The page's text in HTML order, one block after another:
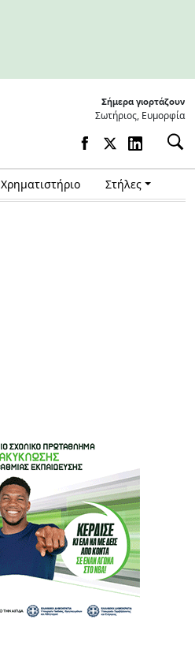
Σήμερα γιορτάζουν
Σωτήριος, Ευμορφία
Χρηματιστήριο Στήλες